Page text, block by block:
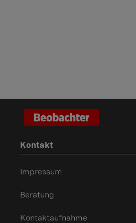
Kontakt
Impressum
Beratung
Kontaktaufnahme